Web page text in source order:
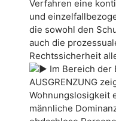
Verfahren eine
und
die sowohl den
auch die
Rechtssicherheit
Im Bereich der
AUSGRENZUNG
Wohnungslosigkeit
männliche